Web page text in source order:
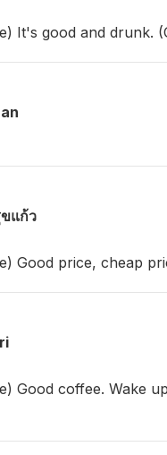
It's good and drunk.
แก้ว
Good price, cheap
Good coffee. Wake